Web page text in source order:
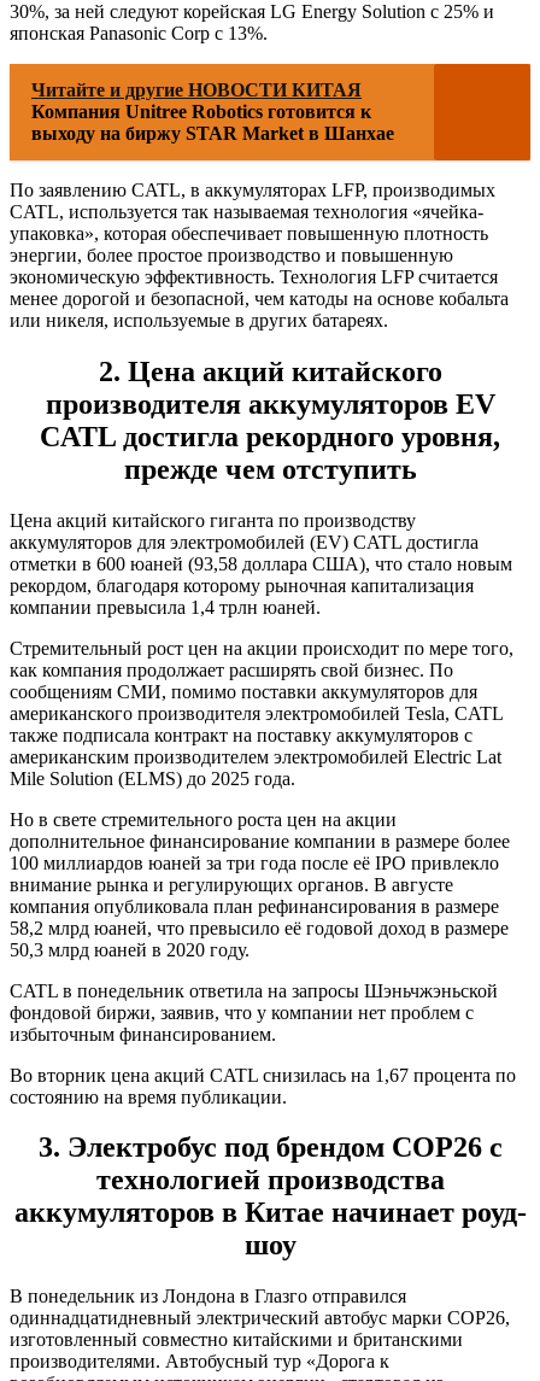
30%, за ней следуют корейская LG Energy Solution с 25% и
японская Panasonic Corp с 13%.
Читайте и другие НОВОСТИ КИТАЯ
Компания Unitree Robotics готовится к
выходу на биржу STAR Market в Шанхае
По заявлению CATL, в аккумуляторах LFP, производимых
CATL, используется так называемая технология «ячейка-
упаковка», которая обеспечивает повышенную плотность
энергии, более простое производство и повышенную
экономическую эффективность. Технология LFP считается
менее дорогой и безопасной, чем катоды на основе кобальта
или никеля, используемые в других батареях.
2. Цена акций китайского
производителя аккумуляторов EV
CATL достигла рекордного уровня,
прежде чем отступить
Цена акций китайского гиганта по производству
аккумуляторов для электромобилей (EV) CATL достигла
отметки в 600 юаней (93,58 доллара США), что стало новым
рекордом, благодаря которому рыночная капитализация
компании превысила 1,4 трлн юаней.
Стремительный рост цен на акции происходит по мере того,
как компания продолжает расширять свой бизнес. По
сообщениям СМИ, помимо поставки аккумуляторов для
американского производителя электромобилей Tesla, CATL
также подписала контракт на поставку аккумуляторов с
американским производителем электромобилей Electric Lat
Mile Solution (ELMS) до 2025 года.
Но в свете стремительного роста цен на акции
дополнительное финансирование компании в размере более
100 миллиардов юаней за три года после её IPO привлекло
внимание рынка и регулирующих органов. В августе
компания опубликовала план рефинансирования в размере
58,2 млрд юаней, что превысило её годовой доход в размере
50,3 млрд юаней в 2020 году.
CATL в понедельник ответила на запросы Шэньчжэньской
фондовой биржи, заявив, что у компании нет проблем с
избыточным финансированием.
Во вторник цена акций CATL снизилась на 1,67 процента по
состоянию на время публикации.
3. Электробус под брендом COP26 с
технологией производства
аккумуляторов в Китае начинает роуд-
шоу
В понедельник из Лондона в Глазго отправился
одиннадцатидневный электрический автобус марки COP26,
изготовленный совместно китайскими и британскими
производителями. Автобусный тур «Дорога к